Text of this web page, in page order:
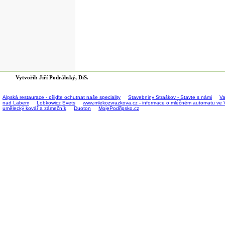
Vytvořil: Jiří Podrábský, DiS.
Alpská restaurace - přijďte ochutnat naše speciality Stavebniny Straškov - Stavte s námi
nad Labem
Lobkowicz Evets
www.mlekozvrazkova.cz - informace o mléčném automatu
umělecký kovář a zámečník
Duoton MojePodřipsko.cz